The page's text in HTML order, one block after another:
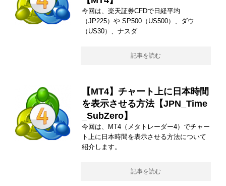
今回は、楽天証券CFDで日経平均
（JP225）や SP500（US500）、ダウ
（US30）、ナスダ
記事を読む
【MT4】チャート上に日本時間
を表示させる方法【JPN_Time
_SubZero】
今回は、MT4（メタトレーダー4）でチャー
ト上に日本時間を表示させる方法について
紹介します。
記事を読む